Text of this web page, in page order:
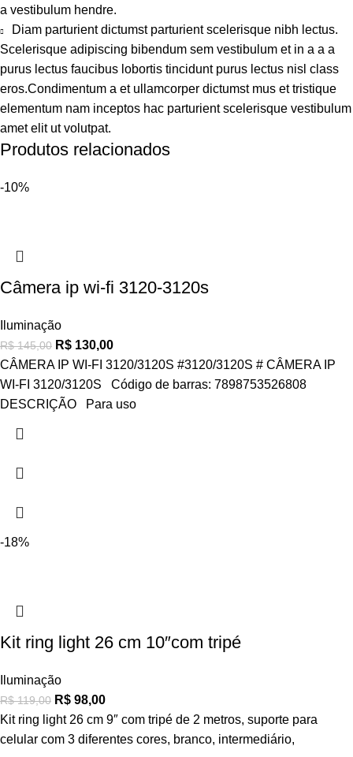
a vestibulum hendre.
Diam parturient dictumst parturient scelerisque nibh lectus.
Scelerisque adipiscing bibendum sem vestibulum et in a a a
purus lectus faucibus lobortis tincidunt purus lectus nisl class
eros.Condimentum a et ullamcorper dictumst mus et tristique
elementum nam inceptos hac parturient scelerisque vestibulum
amet elit ut volutpat.
Produtos relacionados
-10%
Câmera ip wi-fi 3120-3120s
Iluminação
R$145,00 R$ 130,00
CÂMERA IP WI-FI 3120/3120S #3120/3120S # CÂMERA IP
WI-FI 3120/3120S Código de barras: 7898753526808
DESCRIÇÃO Para uso
-18%
Kit ring light 26 cm 10″com tripé
Iluminação
R$119,00 R$ 98,00
Kit ring light 26 cm 9″ com tripé de 2 metros, suporte para
celular com 3 diferentes cores, branco, intermediário,